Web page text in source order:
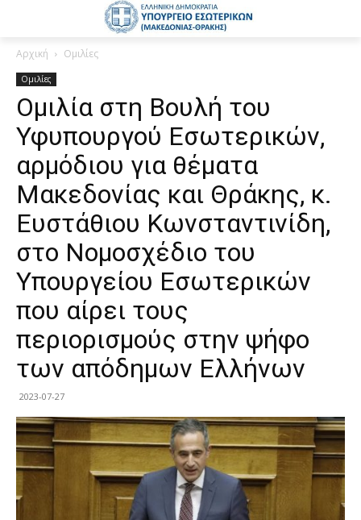
Αρχική Ομιλίες
Ομιλίες
Ομιλία στη Βουλή του
Υφυπουργού Εσωτερικών,
αρμόδιου για θέματα
Μακεδονίας και Θράκης, κ.
Ευστάθιου Κωνσταντινίδη,
στο Νομοσχέδιο του
Υπουργείου Εσωτερικών
που αίρει τους
περιορισμούς στην ψήφο
των απόδημων Ελλήνων
2023-07-27